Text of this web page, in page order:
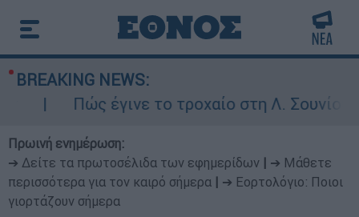
BREAKING NEWS:
Πώς έγινε το τροχαίο στη Λ. Σουνίου:
Πρωινή ενημέρωση:
➔ Δείτε τα πρωτοσέλιδα των εφημερίδων
➔ Μάθετε
περισσότερα για τον καιρό σήμερα
➔ Εορτολόγιο: Ποιοι
γιορτάζουν σήμερα